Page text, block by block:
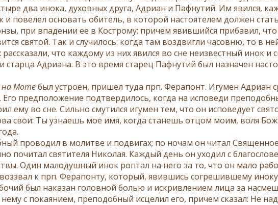
два инока, духовных друга, Адриан и Пафнутий. Им явился,
и повелел основать обитель, в которой настоятелем должен
при впадении ее в Кострому; причем явившийся прибавил, что
святой. Так и случилось: когда там воздвигли часовню, то в
что каждому из них явился во сне неизвестный инок и
старца Адриана. В это время старец Пафнутий был назначен
Мотебыл устроен, пришел туда прп. Ферапонт. Игумен Адриан
предположение подтвердилось, когда на исповеди
ему во сне. Сильно смутился игумен тем, что он исповедует
свои: Ты узнаешь мое имя, когда станешь отцом моим, воля
проводил в молитве и подвигах; по ночам он читал
почитал святителя Николая. Каждый день он уходил с
Один малодушный инок роптал на него за то, что он мало
к прп. Ферапонту, который, явившись согрешившему
был наказан головной болью и искривлением лица за
с покаянием, преподобный исцелил его, причем сказал: Не